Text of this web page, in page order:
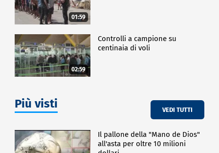
01:59
02:59
Controlli a campione su
centinaia di voli
Più visti VEDI TUTTI
Il pallone della "Mano de Dios"
all'asta per oltre 10 milioni